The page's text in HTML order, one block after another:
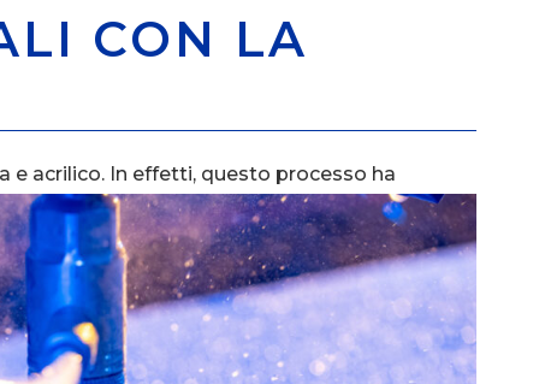
CON LA
e acrilico. In effetti, questo processo ha